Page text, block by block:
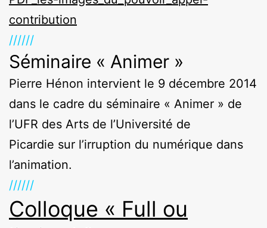
contribution
//////
Séminaire « Animer »
Pierre Hénon intervient le 9 décembre 2014
dans le cadre du séminaire « Animer » de
l’UFR des Arts de l’Université de
Picardie sur l’irruption du numérique dans
l’animation.
//////
Colloque « Full ou